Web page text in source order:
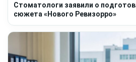
Стоматологи заявили о
сюжета «Нового Ревизорро»